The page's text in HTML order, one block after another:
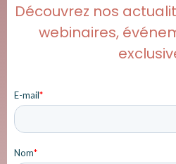
Découvrez nos
webinaires,